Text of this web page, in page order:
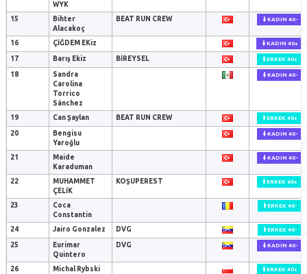
WYK
15
Bihter
Alacakoç
BEAT RUN CREW KADIN 40-
16 ÇİĞDEM EKiz KADIN 40+
17 Barış Ekiz BIREYSEL ERKEK 40+
18
Sandra
Carolina
Torrico
Sánchez
KADIN 40-
19 Can Şaylan BEAT RUN CREW ERKEK 40+
20
Bengisu
Yaroğlu
KADIN 40-
21
Maide
Karaduman
KADIN 40-
22
MUHAMMET
ÇELİK
KOŞUPEREST ERKEK 60+
23
Coca
Constantin
ERKEK 40-
24 Jairo Gonzalez DVG ERKEK 40-
25
Eurimar
Quintero
DVG KADIN 40-
26 Michal Rybski ERKEK 40+